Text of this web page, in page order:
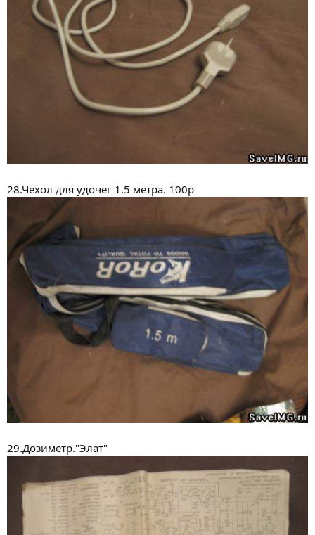
28.Чехол для удочег 1.5 метра. 100р
29.Дозиметр."Элат"